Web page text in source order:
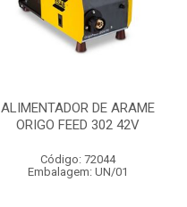
ALIMENTADOR DE ARAME
ORIGO FEED 302 42V
Código: 72044
Embalagem: UN/01